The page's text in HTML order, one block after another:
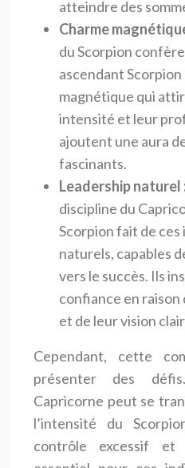
atteindre des
Charme
du Scorpion
ascendant Scorpion
magnétique qui
intensité et leur
ajoutent une aura
fascinants.
Leadership naturel
discipline du
Scorpion fait de ces
naturels, capables
vers le succès. Ils
confiance en
et de leur vision
Cependant, cette
présenter des
Capricorne peut se
l’intensité du
contrôle excessif et